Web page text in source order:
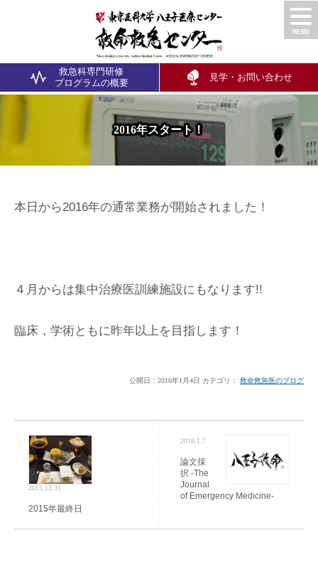
救急科専門研修
プログラムの概要
見学・お問い合わせ
2016年スタート！
本日から2016年の通常業務が開始されました！
４月からは集中治療医訓練施設にもなります!!
臨床，学術ともに昨年以上を目指します！
公開日： 2016年1月4日 カテゴリ： 救命救急医のブログ
2015.12.31
2015年最終日
2016.1.7
論文採
択 -The
Journal
of Emergency Medicine-